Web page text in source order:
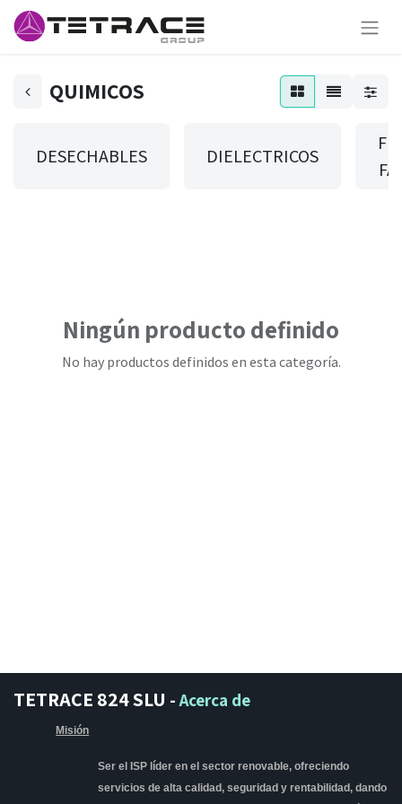
QUIMICOS
DESECHABLES DIELECTRICOS
Ningún producto definido
No hay productos definidos en esta categoría.
TETRACE 824 SLU -Acerca de
Misión
Ser el ISP líder en el sector renovable, ofreciendo
servicios de alta calidad, seguridad y rentabilidad, dando